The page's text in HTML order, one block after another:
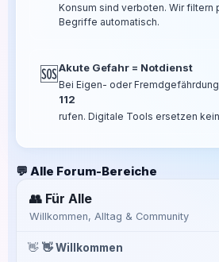
Konsum sind verboten. Wir filtern
Begriffe automatisch.
🆘Akute Gefahr = Notdienst
Bei Eigen- oder
112
rufen. Digitale Tools ersetzen
💬 Alle Forum-Bereiche
👥 Für Alle
Willkommen, Alltag & Community
👋 👋 Willkommen